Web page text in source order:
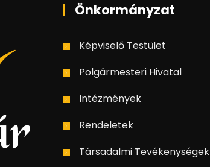
Önkormányzat
Képviselő Testület
Polgármesteri Hivatal
Intézmények
Rendeletek
Társadalmi Tevékenységek